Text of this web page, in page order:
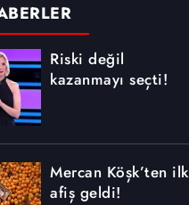
Riski değil
kazanmayı seçti!
Mercan Köşk’ten ilk
afiş geldi!